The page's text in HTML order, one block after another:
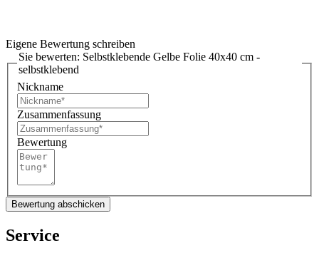
Eigene Bewertung schreiben
Sie bewerten: Selbstklebende Gelbe Folie 40x40 cm -
selbstklebend
Nickname
Zusammenfassung
Bewertung
Bewertung abschicken
Service